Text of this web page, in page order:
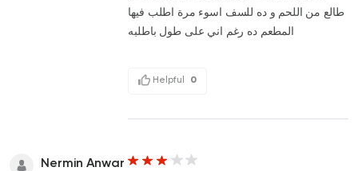
طالع من اللحم و ده للسف اسوء مرة اطلب فيها
المطعم ده رغم اني على طول باطلبه
Helpful 0
Nermin Anwar